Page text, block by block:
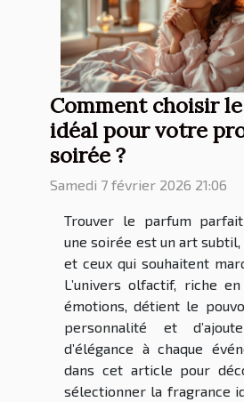
Comment choisir
idéal pour votre
soirée ?
Samedi 7 février 2026 21:06
Trouver le parfum
une soirée est un art
et ceux qui souhaitent
L’univers olfactif, riche
émotions, détient le
personnalité et
d’élégance à chaque
dans cet article pour
sélectionner la fragrance